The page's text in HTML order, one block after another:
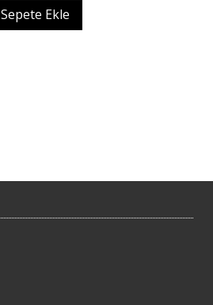
Sepete Ekle